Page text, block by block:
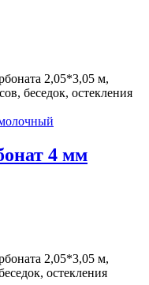
2,05*3,05 м,
беседок, остекления
4 мм
2,05*3,05 м,
остекления